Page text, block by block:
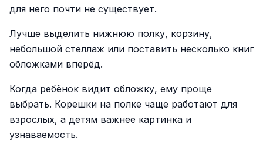
для него почти не существует.
Лучше выделить нижнюю полку, корзину,
небольшой стеллаж или поставить несколько книг
обложками вперёд.
Когда ребёнок видит обложку, ему проще
выбрать. Корешки на полке чаще работают для
взрослых, а детям важнее картинка и
узнаваемость.